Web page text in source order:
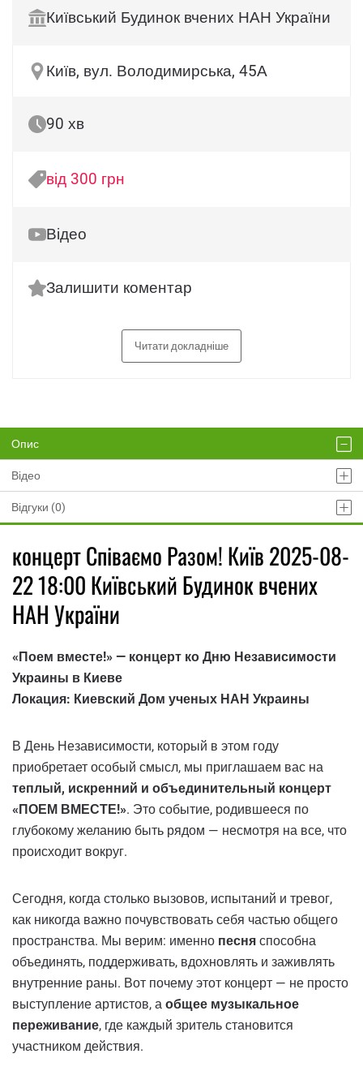
Київський Будинок вчених НАН України
Київ, вул. Володимирська, 45А
90 хв
від 300 грн
Відео
Залишити коментар
Читати докладніше
Опис
Відео
Відгуки (0)
концерт Співаємо Разом! Київ 2025-08-
22 18:00 Київський Будинок вчених
НАН України
«Поем вместе!» — концерт ко Дню Независимости
Украины в Киеве
Локация: Киевский Дом ученых НАН Украины
В День Независимости, который в этом году
приобретает особый смысл, мы приглашаем вас на
теплый, искренний и объединительный концерт
«ПОЕМ ВМЕСТЕ!». Это событие, родившееся по
глубокому желанию быть рядом — несмотря на все, что
происходит вокруг.
Сегодня, когда столько вызовов, испытаний и тревог,
как никогда важно почувствовать себя частью общего
пространства. Мы верим: именно песня способна
объединять, поддерживать, вдохновлять и заживлять
внутренние раны. Вот почему этот концерт — не просто
выступление артистов, а общее музыкальное
переживание, где каждый зритель становится
участником действия.